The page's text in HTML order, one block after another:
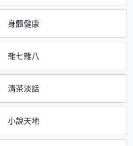
身體健康
雜七雜八
清茶淡話
小說天地